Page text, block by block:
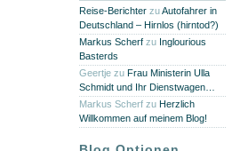
Reise-Berichter zuAutofahrer in
Deutschland – Hirnlos (hirntod?)
Markus Scherf zu Inglourious
Basterds
Geertje zu Frau Ministerin Ulla
Schmidt und Ihr Dienstwagen…
Markus Scherf zu Herzlich
Willkommen auf meinem Blog!